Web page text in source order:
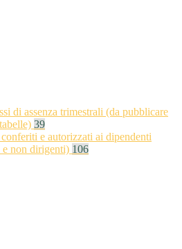
di assenza trimestrali (da pubblicare
39
e autorizzati ai dipendenti
non dirigenti) 106